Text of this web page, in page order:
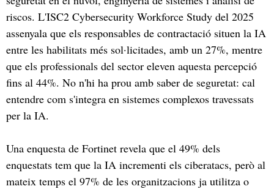
riscos. L'ISC2 Cybersecurity Workforce Study del 2025
assenyala que els responsables de contractació situen la IA
entre les habilitats més sol·licitades, amb un 27%, mentre
que els professionals del sector eleven aquesta percepció
fins al 44%. No n'hi ha prou amb saber de seguretat: cal
entendre com s'integra en sistemes complexos travessats
per la IA.
Una enquesta de Fortinet revela que el 49% dels
enquestats tem que la IA incrementi els ciberatacs, però al
mateix temps el 97% de les organitzacions ja utilitza o